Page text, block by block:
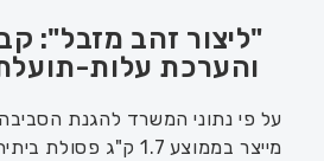
"ליצור זהב מזבל":
והערכת עלות-
על פי נתוני המשרד להגנת הסביבה
מייצר בממוצע 1.7 ק"ג
פסולת ב